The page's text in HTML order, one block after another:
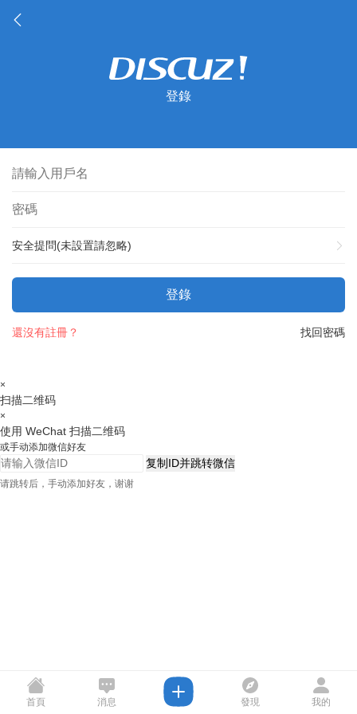
登錄
安全提問(未設置請忽略)
登錄
找回密碼
還沒有註冊？
×
扫描二维码
×
使用 WeChat 扫描二维码
或手动添加微信好友
复制ID并跳转微信
请跳转后，手动添加好友，谢谢
首頁 消息 發現 我的